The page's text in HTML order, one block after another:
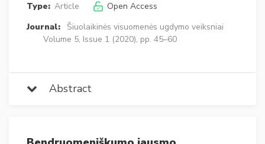
Type: Article
Open Access
Journal:
Šiuolaikinės visuomenės ugdymo veiksniai
Volume 5, Issue 1 (2020), pp. 45–60
Abstract